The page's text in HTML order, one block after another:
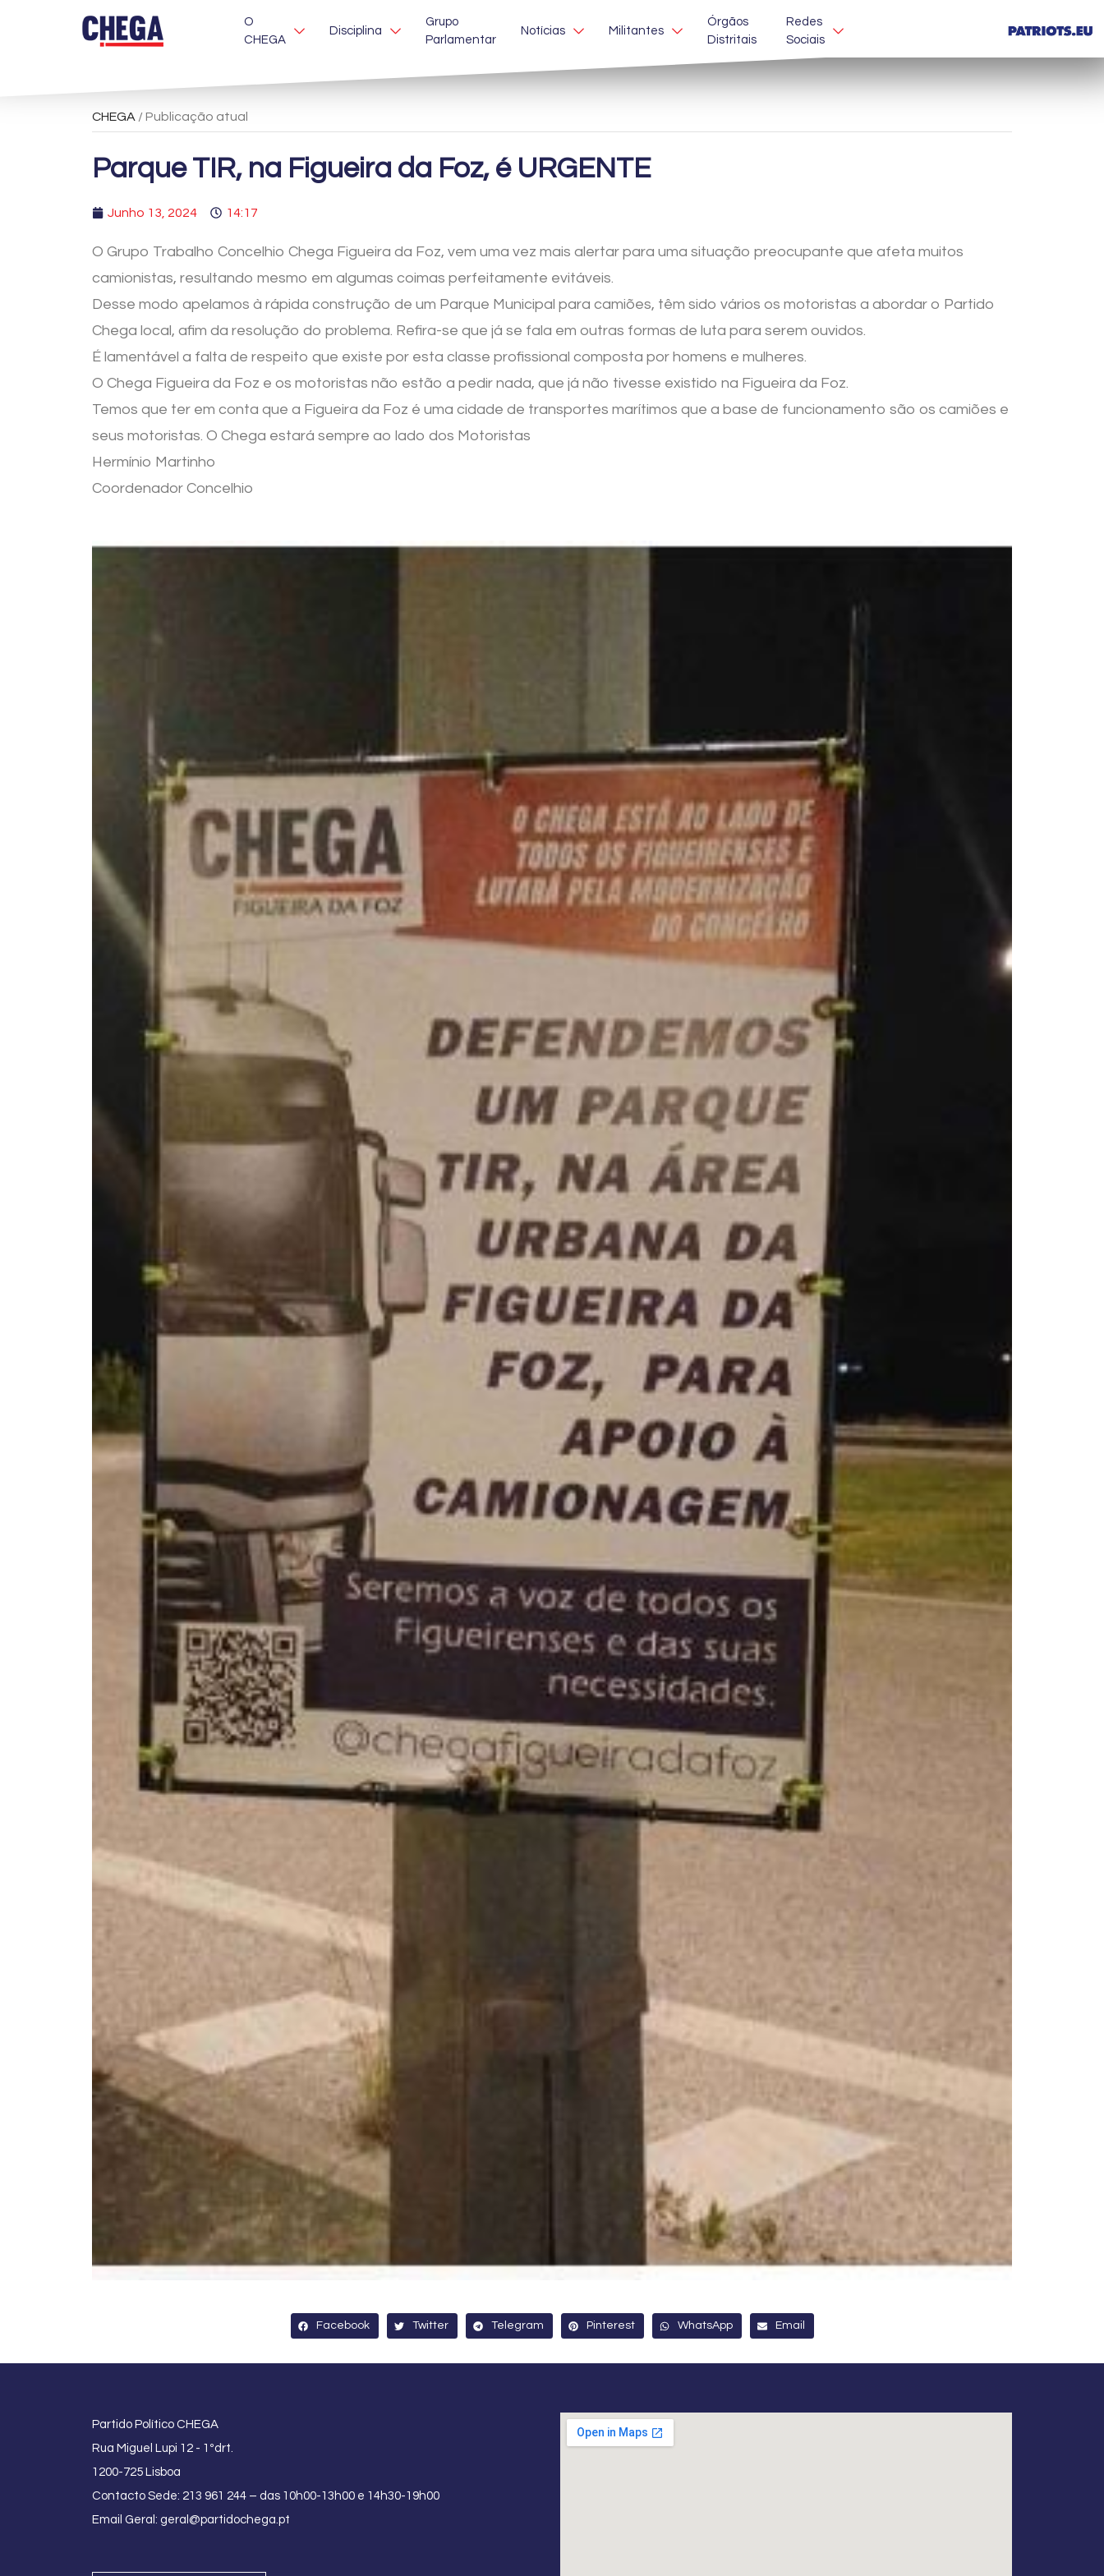
O
CHEGA
Disciplina
Grupo
Parlamentar
Notícias Militantes
Órgãos
Distritais
Redes
Sociais
CHEGA / Publicação atual
Parque TIR, na Figueira da Foz, é URGENTE
Junho 13, 2024 14:17
O Grupo Trabalho Concelhio Chega Figueira da Foz, vem uma vez mais alertar para uma situação preocupante que afeta muitos
camionistas, resultando mesmo em algumas coimas perfeitamente evitáveis.
Desse modo apelamos à rápida construção de um Parque Municipal para camiões, têm sido vários os motoristas a abordar o Partido
Chega local, afim da resolução do problema. Refira-se que já se fala em outras formas de luta para serem ouvidos.
É lamentável a falta de respeito que existe por esta classe profissional composta por homens e mulheres.
O Chega Figueira da Foz e os motoristas não estão a pedir nada, que já não tivesse existido na Figueira da Foz.
Temos que ter em conta que a Figueira da Foz é uma cidade de transportes marítimos que a base de funcionamento são os camiões e
seus motoristas. O Chega estará sempre ao lado dos Motoristas
Hermínio Martinho
Coordenador Concelhio
Facebook Twitter Telegram Pinterest WhatsApp Email
Partido Político CHEGA
Rua Miguel Lupi 12 - 1ºdrt.
1200-725 Lisboa
Contacto Sede: 213 961 244 – das 10h00-13h00 e 14h30-19h00
Email Geral: geral@partidochega.pt